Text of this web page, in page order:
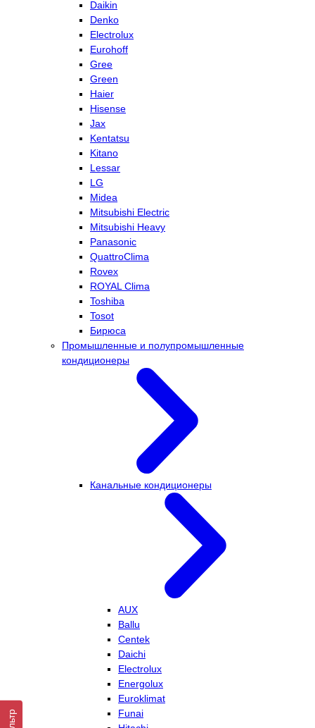
Daikin
Denko
Electrolux
Eurohoff
Gree
Green
Haier
Hisense
Jax
Kentatsu
Kitano
Lessar
LG
Midea
Mitsubishi Electric
Mitsubishi Heavy
Panasonic
QuattroClima
Rovex
ROYAL Clima
Toshiba
Tosot
Бирюса
Промышленные и полупромышленные
кондиционеры
Канальные кондиционеры
AUX
Ballu
Centek
Daichi
Electrolux
Energolux
Euroklimat
Funai